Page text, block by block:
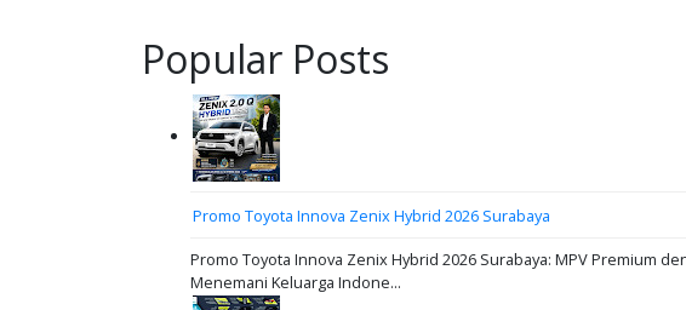
Popular Posts
Promo Toyota Innova Zenix Hybrid 2026 Surabaya
Promo Toyota Innova Zenix Hybrid 2026 Surabaya: MPV Premium
Menemani Keluarga Indone...